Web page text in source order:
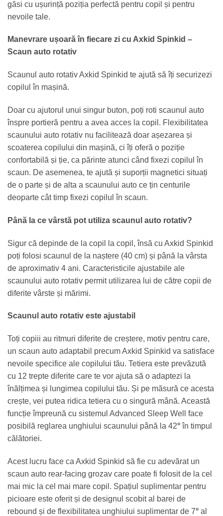
găsi cu ușurință poziția perfectă pentru copil și pentru
nevoile tale.
Manevrare ușoară în fiecare zi cu Axkid Spinkid –
Scaun auto rotativ
Scaunul auto rotativ Axkid Spinkid te ajută să îți securizezi
copilul în mașină.
Doar cu ajutorul unui singur buton, poți roti scaunul auto
înspre portieră pentru a avea acces la copil. Flexibilitatea
scaunului auto rotativ nu facilitează doar așezarea și
scoaterea copilului din mașină, ci îți oferă o poziție
confortabilă și ție, ca părinte atunci când fixezi copilul în
scaun. De asemenea, te ajută și suporții magnetici situați
de o parte și de alta a scaunului auto ce țin centurile
deoparte cât timp fixezi copilul în scaun.
Până la ce vârstă pot utiliza scaunul auto rotativ?
Sigur că depinde de la copil la copil, însă cu Axkid Spinkid
poți folosi scaunul de la naștere (40 cm) și până la vârsta
de aproximativ 4 ani. Caracteristicile ajustabile ale
scaunului auto rotativ permit utilizarea lui de către copii de
diferite vârste și mărimi.
Scaunul auto rotativ este ajustabil
Toți copiii au ritmuri diferite de creștere, motiv pentru care,
un scaun auto adaptabil precum Axkid Spinkid va satisface
nevoile specifice ale copilului tău. Tetiera este prevăzută
cu 12 trepte diferite care te vor ajuta să o adaptezi la
înălțimea și lungimea copilului tău. Și pe măsură ce acesta
crește, vei putea ridica tetiera cu o singură mână. Această
funcție împreună cu sistemul Advanced Sleep Well face
posibilă reglarea unghiului scaunului până la 42°în timpul
călătoriei.
Acest lucru face ca Axkid Spinkid să fie cu adevărat un
scaun auto rear-facing grozav care poate fi folosit de la cel
mai mic la cel mai mare copil. Spațiul suplimentar pentru
picioare este oferit și de designul scobit al barei de
rebound și de flexibilitatea unghiului suplimentar de 7° al